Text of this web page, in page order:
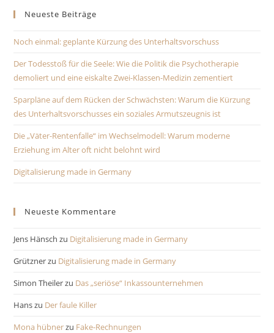
Neueste Beiträge
Noch einmal: geplante Kürzung des Unterhaltsvorschuss
Der Todesstoß für die Seele: Wie die Politik die Psychotherapie
demoliert und eine eiskalte Zwei-Klassen-Medizin zementiert
Sparpläne auf dem Rücken der Schwächsten: Warum die Kürzung
des Unterhaltsvorschusses ein soziales Armutszeugnis ist
Die „Väter-Rentenfalle“ im Wechselmodell: Warum moderne
Erziehung im Alter oft nicht belohnt wird
Digitalisierung made in Germany
Neueste Kommentare
Jens Hänsch zu Digitalisierung made in Germany
Grütznerzu Digitalisierung made in Germany
Simon Theilerzu Das „seriöse“ Inkassounternehmen
Hanszu Der faule Killer
Mona hübnerzu Fake-Rechnungen